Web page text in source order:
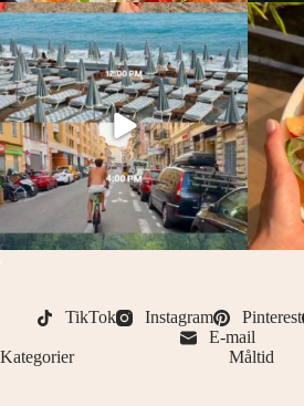
TikTok Instagram Pinterest
E-mail
Kategorier
Måltid